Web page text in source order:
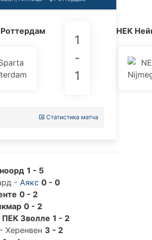
1
-
1
НЕК
Статистика матча
1 - 5
- Аякс 0 - 0
0 - 2
0 - 2
ПЕК Зволле 1 - 2
- Херенвен 3 - 2